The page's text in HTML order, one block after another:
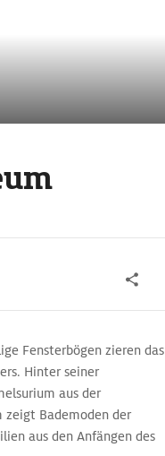
Fensterbögen zieren das
Hinter seiner
aus der
zeigt Bademoden der
aus den Anfängen des